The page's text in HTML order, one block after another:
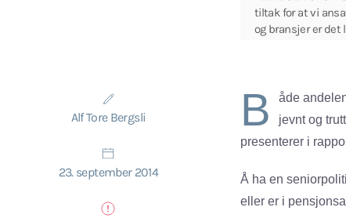
tiltak for at vi
og bransjer er
Alf Tore Bergsli
23. september 2014
B
åde
jevnt og
presenterer i
Å ha en
eller er i